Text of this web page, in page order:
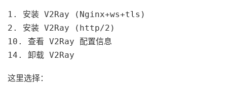
1. 安装 V2Ray (Nginx+ws+tls)
2. 安装 V2Ray (http/2)
10. 查看 V2Ray 配置信息
14. 卸载 V2Ray
这里选择：